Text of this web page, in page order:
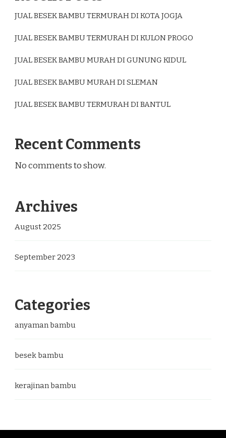
JUAL BESEK BAMBU TERMURAH DI KOTA JOGJA
JUAL BESEK BAMBU TERMURAH DI KULON PROGO
JUAL BESEK BAMBU MURAH DI GUNUNG KIDUL
JUAL BESEK BAMBU MURAH DI SLEMAN
JUAL BESEK BAMBU TERMURAH DI BANTUL
Recent Comments
No comments to show.
Archives
August 2025
September 2023
Categories
anyaman bambu
besek bambu
kerajinan bambu